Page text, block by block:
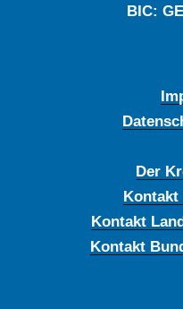
BIC:
Der
Kontakt
Kontakt
Kontakt